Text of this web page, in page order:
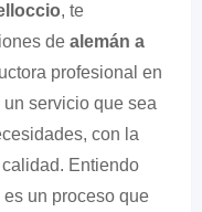
, te
de alemán a
profesional en
servicio que sea
con la
Entiendo
un proceso que